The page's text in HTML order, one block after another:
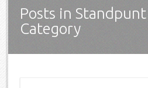
Posts in Standpunt
Category